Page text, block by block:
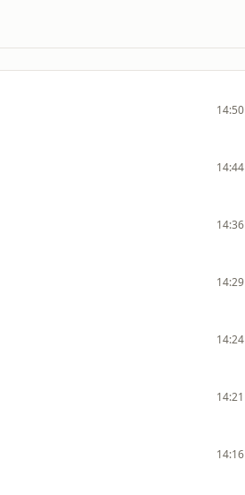
14:50
14:44
14:36
14:29
14:24
14:21
14:16